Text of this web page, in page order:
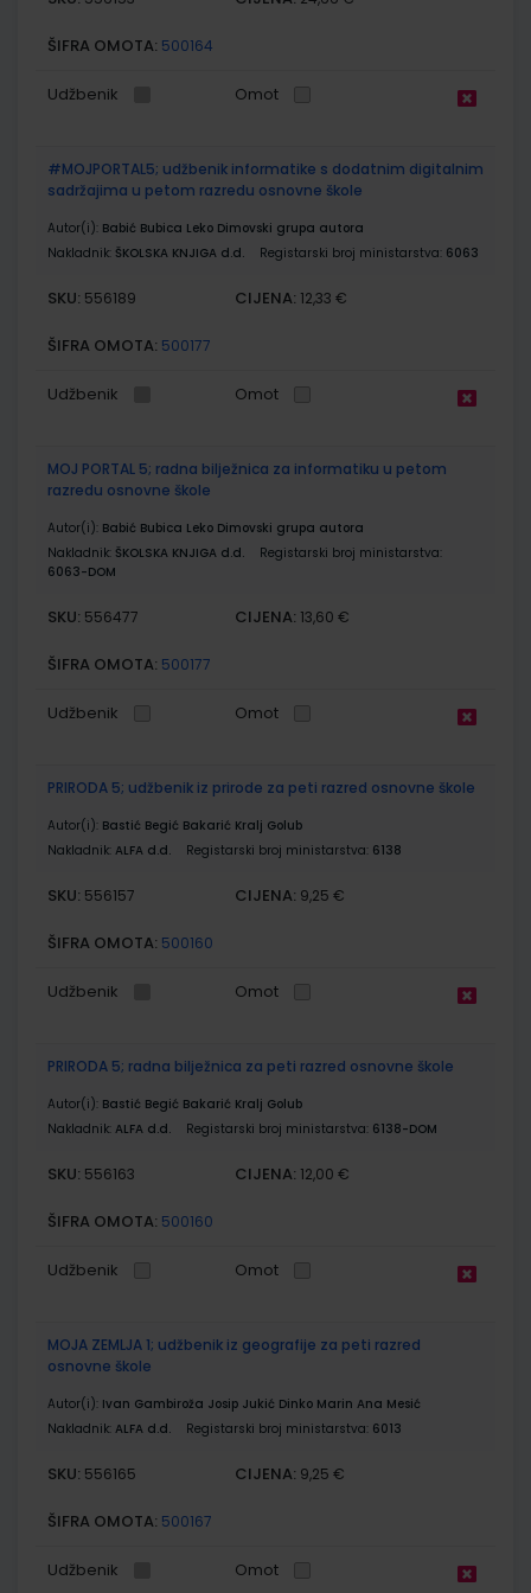
ŠIFRA OMOTA: 500164
Udžbenik Omot
#MOJPORTAL5; udžbenik informatike s dodatnim digitalnim
sadržajima u petom razredu osnovne škole
Autor(i): Babić Bubica Leko Dimovski grupa autora
Nakladnik: ŠKOLSKA KNJIGA d.d. Registarski broj ministarstva: 6063
SKU: 556189 CIJENA: 12,33 €
ŠIFRA OMOTA: 500177
Udžbenik Omot
MOJ PORTAL 5; radna bilježnica za informatiku u petom
razredu osnovne škole
Autor(i): Babić Bubica Leko Dimovski grupa autora
Nakladnik: ŠKOLSKA KNJIGA d.d.
Registarski broj ministarstva:
6063-DOM
SKU: 556477 CIJENA: 13,60 €
ŠIFRA OMOTA: 500177
Udžbenik Omot
PRIRODA 5; udžbenik iz prirode za peti razred osnovne škole
Autor(i): Bastić Begić Bakarić Kralj Golub
Nakladnik: ALFA d.d. Registarski broj ministarstva: 6138
SKU: 556157 CIJENA: 9,25 €
ŠIFRA OMOTA: 500160
Udžbenik Omot
PRIRODA 5; radna bilježnica za peti razred osnovne škole
Autor(i): Bastić Begić Bakarić Kralj Golub
Nakladnik: ALFA d.d. Registarski broj ministarstva: 6138-DOM
SKU: 556163 CIJENA: 12,00 €
ŠIFRA OMOTA: 500160
Udžbenik Omot
MOJA ZEMLJA 1; udžbenik iz geografije za peti razred
osnovne škole
Autor(i): Ivan Gambiroža Josip Jukić Dinko Marin Ana Mesić
Nakladnik: ALFA d.d. Registarski broj ministarstva: 6013
SKU: 556165 CIJENA: 9,25 €
ŠIFRA OMOTA: 500167
Udžbenik Omot